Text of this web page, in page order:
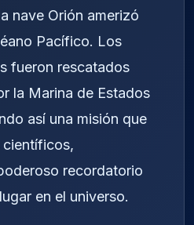
nave Orión amerizó
Pacífico. Los
fueron rescatados
la Marina de Estados
así una misión que
científicos,
recordatorio
en el universo.